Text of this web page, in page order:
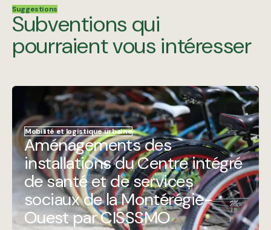
Suggestions
Subventions qui
pourraient vous intéresser
Mobilité et logistique urbaine
Aménagements des
installations du Centre intégré
de santé et de services
sociaux de la Montérégie-
Ouest par CISSSMO